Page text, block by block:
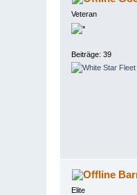
Veteran
Beiträge: 39
Elite